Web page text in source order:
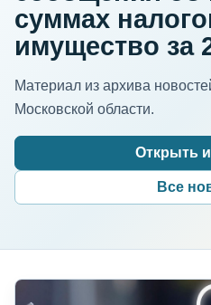
суммах
имущество за
Материал из архива
Московской области.
Открыть
Все